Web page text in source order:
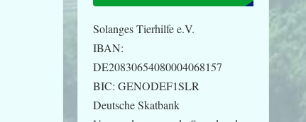
Solanges Tierhilfe e.V.
IBAN:
DE20830654080004068157
BIC: GENODEF1SLR
Deutsche Skatbank